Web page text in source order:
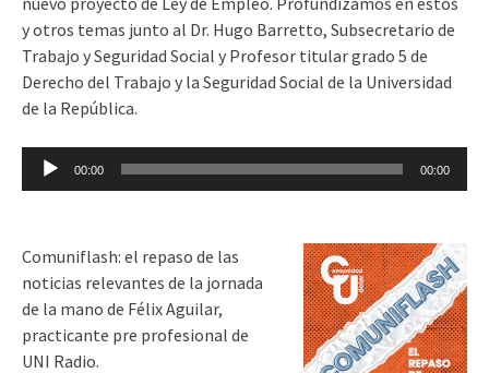
y otros temas junto al Dr. Hugo Barretto, Subsecretario de
Trabajo y Seguridad Social y Profesor titular grado 5 de
Derecho del Trabajo y la Seguridad Social de la Universidad
de la República.
Reproductor
00:00 00:00
Comuniflash: el repaso de las
noticias relevantes de la jornada
de la mano de Félix Aguilar,
practicante pre profesional de
UNI Radio.